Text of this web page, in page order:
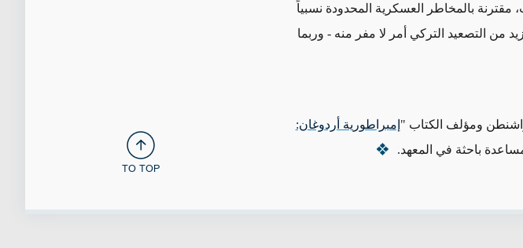
مقترنة بالمخاطر العسكرية المحدودة نسبياً
من التصعيد التركي أمر لا مفر منه - وربما
ومؤلف الكتاب " إمبراطورية أردوغان:
باحثة في المعهد.
TO TOP